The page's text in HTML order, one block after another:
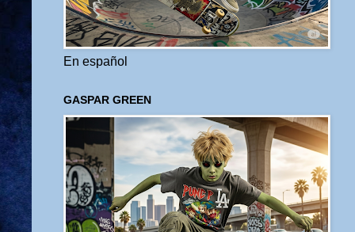
En español
GASPAR GREEN